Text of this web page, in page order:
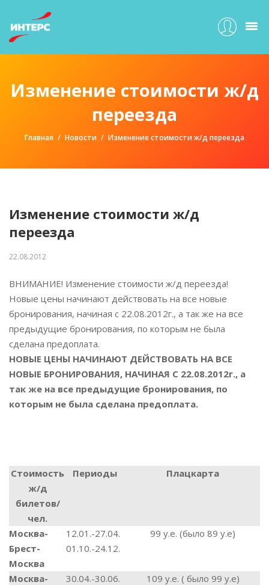
Изменение стоимости ж/д
переезда
Главная Новости Изменение стоимости ж/д переезда
Изменение стоимости ж/д
переезда
22.08.2012
ВНИМАНИЕ! Изменение стоимости ж/д переезда!
Новые цены начинают действовать на все новые
бронирования, начиная с 22.08.2012г., а так же на все
предыдущие бронирования, по которым не была
сделана предоплата.
НОВЫЕ ЦЕНЫ НАЧИНАЮТ ДЕЙСТВОВАТЬ НА ВСЕ
НОВЫЕ БРОНИРОВАНИЯ, НАЧИНАЯ С 22.08.2012г., а
так же на все предыдущие бронирования, по
которым не была сделана предоплата.
Стоимость
ж/д
билетов/
чел.
Периоды Плацкарта
Москва-
Брест-
Москва
12.01.-27.04.
01.10.-24.12.
99 у.е. (было 89 у.е)
Москва-
30.04.-30.06.
109 у.е. ( было 99 у.е)